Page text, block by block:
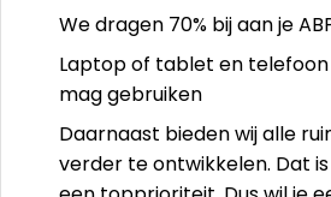
We dragen 70% bij aan je
Laptop of tablet en telefoon
mag gebruiken
Daarnaast bieden wij alle
verder te ontwikkelen. Dat